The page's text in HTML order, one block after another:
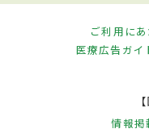
ご利用に
医療広告ガイ
情報掲